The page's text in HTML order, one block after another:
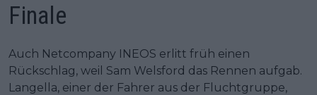
Finale
Auch Netcompany INEOS erlitt früh einen
Rückschlag, weil Sam Welsford das Rennen aufgab.
Langella, einer der Fahrer aus der Fluchtgruppe,